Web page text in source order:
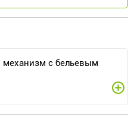
с бельевым